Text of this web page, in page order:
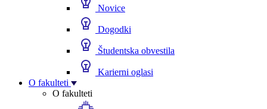
Novice
Dogodki
Študentska obvestila
Karierni oglasi
O fakulteti
O fakulteti